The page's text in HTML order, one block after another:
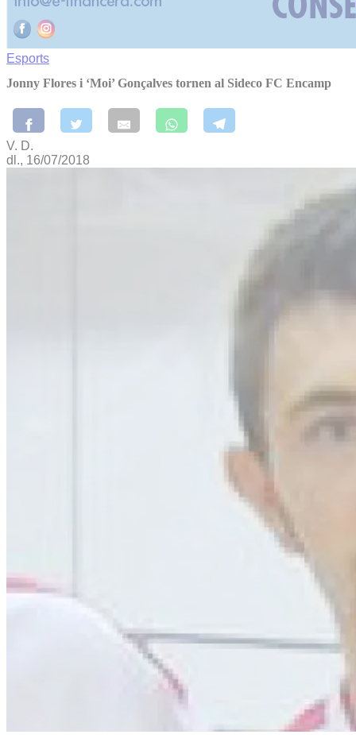
Esports
Jonny Flores i ‘Moi’ Gonçalves tornen al Sideco FC Encamp
V. D.
dl., 16/07/2018